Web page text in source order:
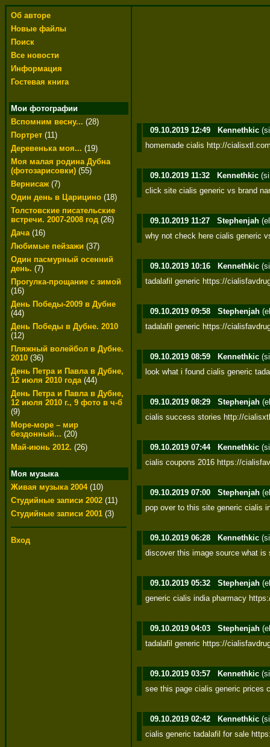
Об авторе
Новые файлы
Поиск
Все новости
Информация
Гостевая книга
Мои фотографии
Вспомним весну... (28)
Портрет (11)
Деревенька моя... (19)
Моя малая родина Дубна
(фотозарисовки) (55)
Вернисаж (7)
Один день в Царицино (18)
Толстовские писательские
встречи. 2007-2008 год (26)
Дача(16)
Любимые пейзажи (37)
Один пасмурный осенний
день. (7)
Прогулка-прощание с зимой
(16)
День Победы-2009 в Дубне
(44)
День Победы в Дубне. 2010
(12)
Пляжный волейбол в Дубне.
2010 (36)
День Петра и Павла в Дубне,
12 июля 2010 года(44)
День Петра и Павла в Дубне,
12 июля 2010 г., 9 фото в ч-б
(9)
Море-море – мир
бездонный... (20)
Май-июнь 2012. (26)
Моя музыка
Живая музыка 2004(10)
Студийные записи 2002 (11)
Студийные записи 2001 (3)
Вход
09.10.2019 12:49 Kennethkic
homemade cialis http://
09.10.2019 11:32 Kennethkic
click site cialis generic vs brand
09.10.2019 11:27 Stephenjah
why not check here cialis generic
09.10.2019 10:16 Kennethkic
tadalafil generic https://
09.10.2019 09:58 Stephenjah
tadalafil generic https://
09.10.2019 08:59 Kennethkic
look what i found cialis generic
09.10.2019 08:29 Stephenjah
cialis success stories http://
09.10.2019 07:44 Kennethkic
cialis coupons 2016 https://
09.10.2019 07:00 Stephenjah
pop over to this site generic cialis
09.10.2019 06:28 Kennethkic
discover this image source what is
09.10.2019 05:32 Stephenjah
generic cialis india pharmacy
09.10.2019 04:03 Stephenjah
tadalafil generic https://
09.10.2019 03:57 Kennethkic
see this page cialis generic prices
09.10.2019 02:42 Kennethkic
cialis generic tadalafil for sale